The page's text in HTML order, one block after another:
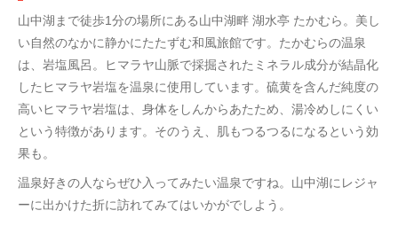
山中湖まで徒歩1分の場所にある山中湖畔 湖水亭 たかむら。美し
い自然のなかに静かにたたずむ和風旅館です。たかむらの温泉
は、岩塩風呂。ヒマラヤ山脈で採掘されたミネラル成分が結晶化
したヒマラヤ岩塩を温泉に使用しています。硫黄を含んだ純度の
高いヒマラヤ岩塩は、身体をしんからあたため、湯冷めしにくい
という特徴があります。そのうえ、肌もつるつるになるという効
果も。
温泉好きの人ならぜひ入ってみたい温泉ですね。山中湖にレジャ
ーに出かけた折に訪れてみてはいかがでしよう。